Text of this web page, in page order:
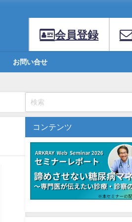
会員登録
お問い合せ
コンテンツ